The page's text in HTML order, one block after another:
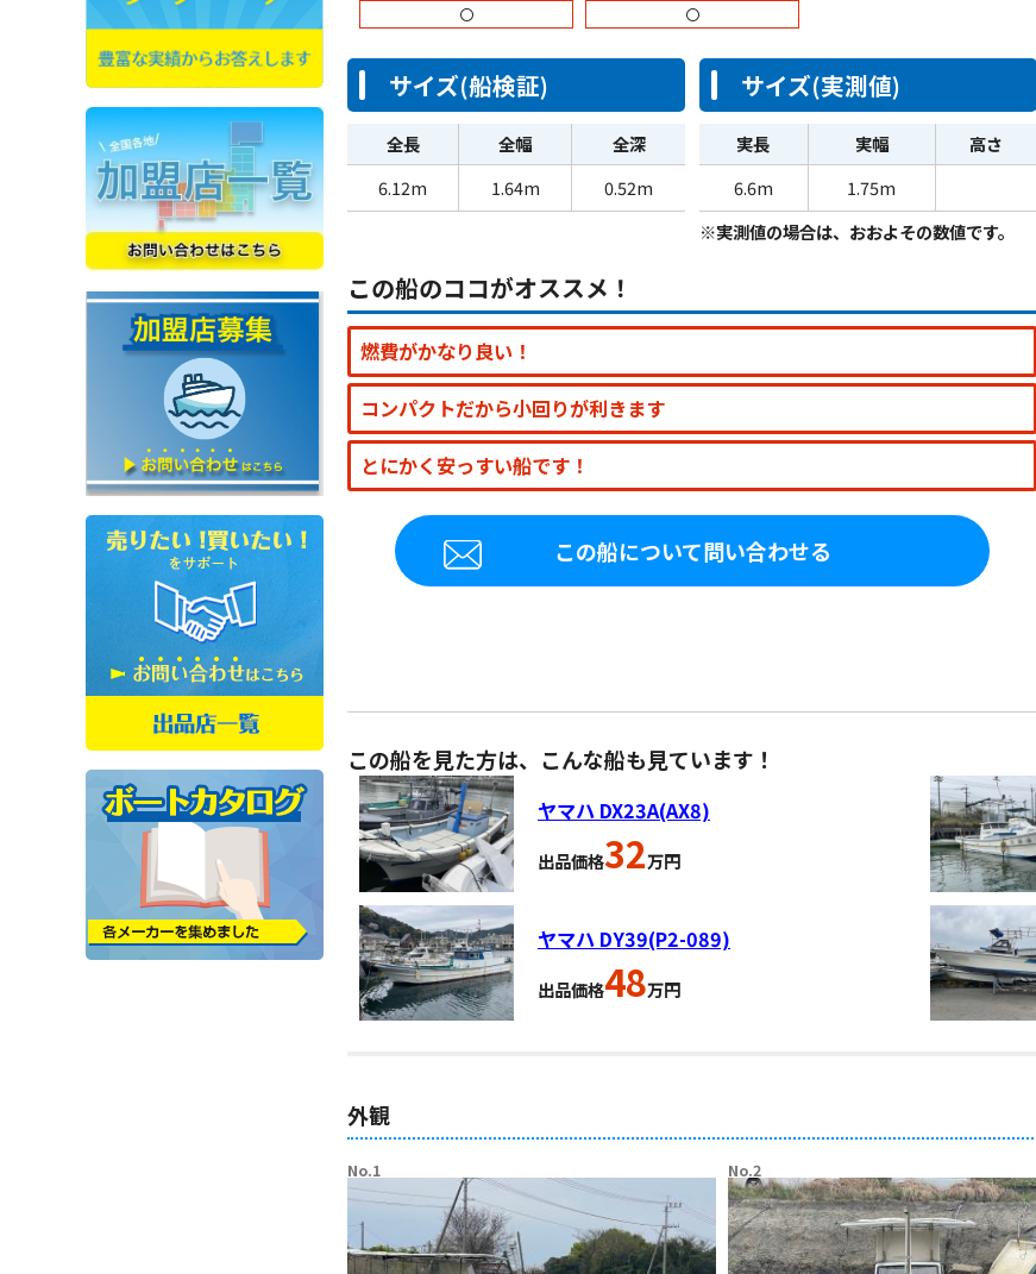
〇
〇
サイズ(船検証)
全長 全幅
全深
6.12m
1.64m 0.52m
サイズ(実測値)
実長 実幅
高さ
6.6m
1.75m
※実測値の場合は、おおよその数値です。
この船のココがオススメ！
燃費がかなり良い！
コンパクトだから小回りが利きます
とにかく安っすい船です！
この船について問い合わせる
この船を見た方は、こんな船も見ています！
ヤマハ DX23A(AX8)
出品価格32万円
ヤマハ DY39(P2-089)
出品価格48万円
外観
No.1 No.2